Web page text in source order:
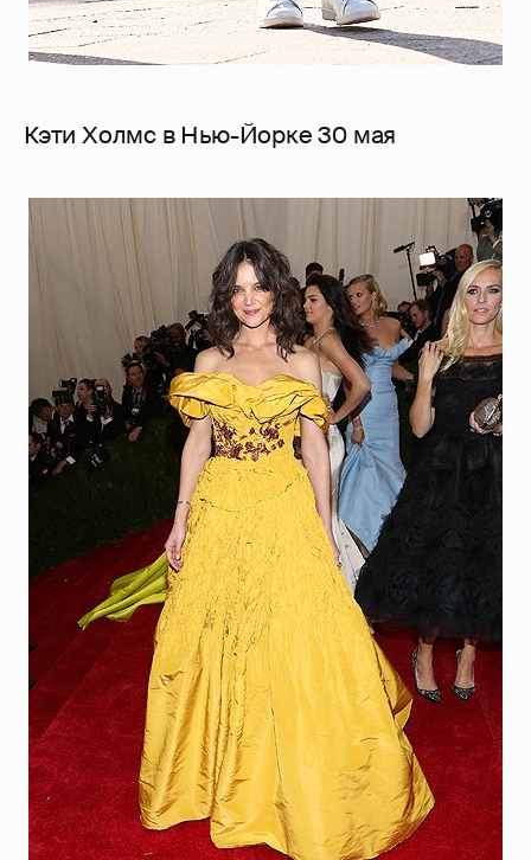
Кэти Холмс в Нью-Йорке 30 мая